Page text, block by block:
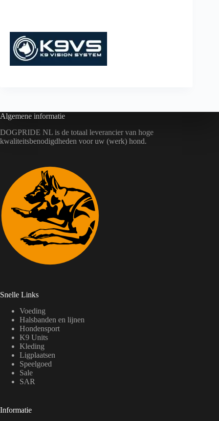
Algemene informatie
DOGPRIDE NL is de totaal leverancier van hoge
kwaliteitsbenodigdheden voor uw (werk) hond.
Snelle Links
Voeding
Halsbanden en lijnen
Hondensport
K9 Units
Kleding
Ligplaatsen
Speelgoed
Sale
SAR
Informatie